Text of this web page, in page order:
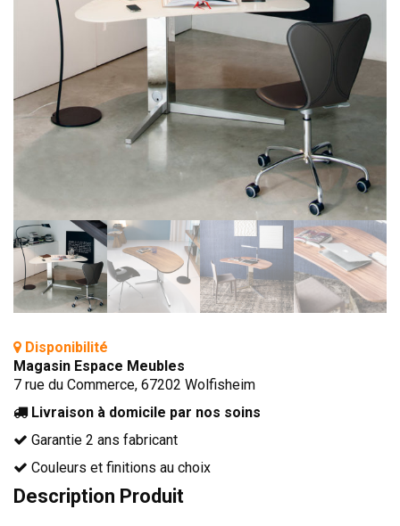
BIBLIOTHÈQUE
TABLE BASSE
FAUTEUILS
CANAPÉS
SALLES À MANGER
BAHUT
LITERIE
CONVERTIBLE
LITS RELEVABLES
CADRES DE LIT
TÊTES DE LITS
LITS FIXES
MEUBLES DE COMPLÉMENT
TAPIS
Disponibilité
Magasin Espace Meubles
7 rue du Commerce, 67202 Wolfisheim
Livraison à domicile par nos soins
Garantie 2 ans fabricant
Couleurs et finitions au choix
Description Produit